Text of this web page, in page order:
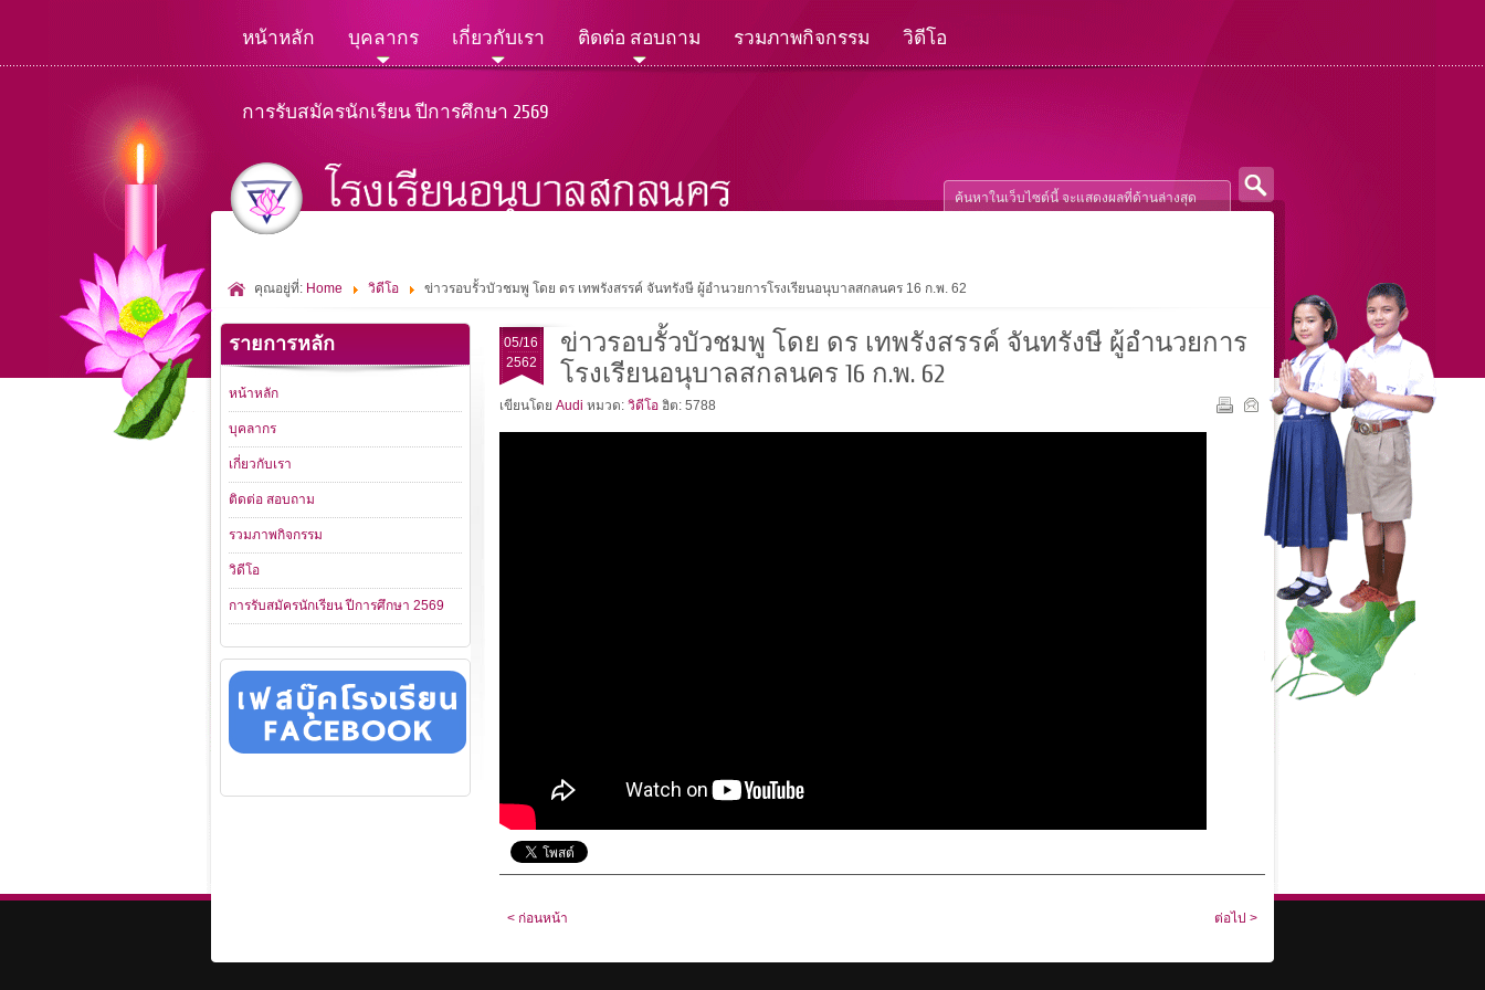
หน้าหลัก บุคลากร เกี่ยวกับเรา ติดต่อ สอบถาม รวมภาพกิจกรรม วิดีโอ
การรับสมัครนักเรียน ปีการศึกษา 2569
คุณอยู่ที่: Home วิดีโอ ข่าวรอบรั้วบัวชมพู โดย ดร เทพรังสรรค์ จันทรังษี ผู้อำนวยการโรงเรียนอนุบาลสกลนคร 16 ก.พ. 62
05/16
2562
ข่าวรอบรั้วบัวชมพู โดย ดร เทพรังสรรค์ จันทรังษี ผู้อำนวยการ
โรงเรียนอนุบาลสกลนคร 16 ก.พ. 62
เขียนโดย Audi หมวด: วิดีโอ ฮิต: 5788
< ก่อนหน้า ต่อไป >
รายการหลัก
หน้าหลัก
บุคลากร
เกี่ยวกับเรา
ติดต่อ สอบถาม
รวมภาพกิจกรรม
วิดีโอ
การรับสมัครนักเรียน ปีการศึกษา 2569